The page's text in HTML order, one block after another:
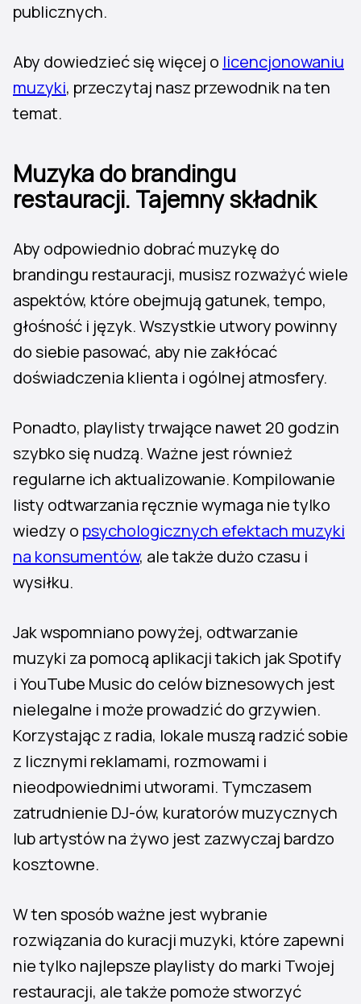
publicznych.
Aby dowiedzieć się więcej o licencjonowaniu
muzyki, przeczytaj nasz przewodnik na ten
temat.
Muzyka do brandingu
restauracji. Tajemny składnik
Aby odpowiednio dobrać muzykę do
brandingu restauracji, musisz rozważyć wiele
aspektów, które obejmują gatunek, tempo,
głośność i język. Wszystkie utwory powinny
do siebie pasować, aby nie zakłócać
doświadczenia klienta i ogólnej atmosfery.
Ponadto, playlisty trwające nawet 20 godzin
szybko się nudzą. Ważne jest również
regularne ich aktualizowanie. Kompilowanie
listy odtwarzania ręcznie wymaga nie tylko
wiedzy o psychologicznych efektach muzyki
na konsumentów, ale także dużo czasu i
wysiłku.
Jak wspomniano powyżej, odtwarzanie
muzyki za pomocą aplikacji takich jak Spotify
i YouTube Music do celów biznesowych jest
nielegalne i może prowadzić do grzywien.
Korzystając z radia, lokale muszą radzić sobie
z licznymi reklamami, rozmowami i
nieodpowiednimi utworami. Tymczasem
zatrudnienie DJ-ów, kuratorów muzycznych
lub artystów na żywo jest zazwyczaj bardzo
kosztowne.
W ten sposób ważne jest wybranie
rozwiązania do kuracji muzyki, które zapewni
nie tylko najlepsze playlisty do marki Twojej
restauracji, ale także pomoże stworzyć